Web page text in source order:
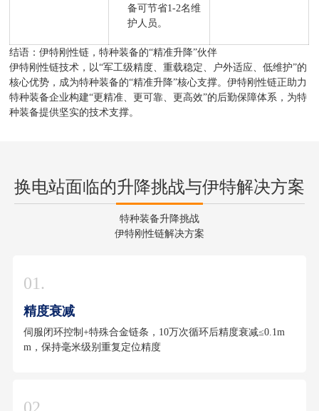
备可节省1-2名维
护人员。
结语：伊特刚性链，特种装备的“精准升降”伙伴
伊特刚性链技术，以“军工级精度、重载稳定、户外适应、低维护”的
核心优势，成为特种装备的“精准升降”核心支撑。伊特刚性链正助力
特种装备企业构建“更精准、更可靠、更高效”的后勤保障体系，为特
种装备提供坚实的技术支撑。
换电站面临的升降挑战与伊特解决方案
特种装备升降挑战
伊特刚性链解决方案
01.
精度衰减
伺服闭环控制+特殊合金链条，10万次循环后精度衰减≤0.1m
m，保持毫米级别重复定位精度